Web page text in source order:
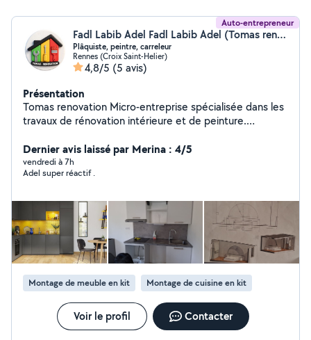
Auto-entrepreneur
Fadl Labib Adel Fadl Labib Adel (Tomas renovation)
Plâquiste, peintre, carreleur
Rennes (Croix Saint-Helier)
4,8/5 (5 avis)
Présentation
Tomas renovation Micro-entreprise spécialisée dans les
travaux de rénovation intérieure et de peinture.
finitions décoratives, revêtements muraux et petits
travaux d'aménagement. Travail soigné, respect des
délais et satisfaction client.
Dernier avis laissé par Merina : 4/5
vendredi à 7h
Adel super réactif .
Montage de meuble en kit Montage de cuisine en kit
Voir le profil Contacter